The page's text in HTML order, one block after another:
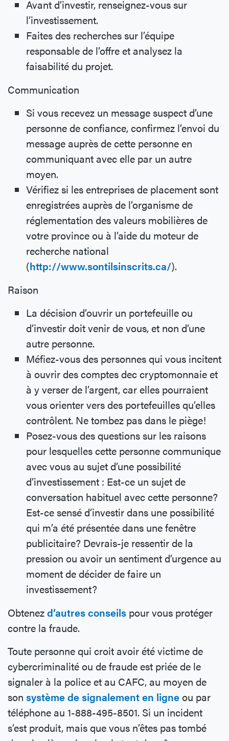
Avant d’investir, renseignez-vous sur
l’investissement.
Faites des recherches sur l’équipe
responsable de l’offre et analysez la
faisabilité du projet.
Communication
Si vous recevez un message suspect d’une
personne de confiance, confirmez l’envoi du
message auprès de cette personne en
communiquant avec elle par un autre
moyen.
Vérifiez si les entreprises de placement sont
enregistrées auprès de l’organisme de
réglementation des valeurs mobilières de
votre province ou à l’aide du moteur de
recherche national
(http://www.sontilsinscrits.ca/).
Raison
La décision d’ouvrir un portefeuille ou
d’investir doit venir de vous, et non d’une
autre personne.
Méfiez-vous des personnes qui vous incitent
à ouvrir des comptes dec cryptomonnaie et
à y verser de l’argent, car elles pourraient
vous orienter vers des portefeuilles qu’elles
contrôlent. Ne tombez pas dans le piège!
Posez-vous des questions sur les raisons
pour lesquelles cette personne communique
avec vous au sujet d’une possibilité
d’investissement : Est-ce un sujet de
conversation habituel avec cette personne?
Est-ce sensé d’investir dans une possibilité
qui m’a été présentée dans une fenêtre
publicitaire? Devrais-je ressentir de la
pression ou avoir un sentiment d’urgence au
moment de décider de faire un
investissement?
Obtenezd’autres conseils pour vous protéger
contre la fraude.
Toute personne qui croit avoir été victime de
cybercriminalité ou de fraude est priée de le
signaler à la police et au CAFC, au moyen de
son système de signalement en ligneou par
téléphone au 1-888-495-8501. Si un incident
s’est produit, mais que vous n’êtes pas tombé